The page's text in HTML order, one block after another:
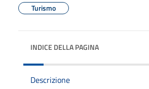
Turismo
INDICE DELLA PAGINA
Descrizione